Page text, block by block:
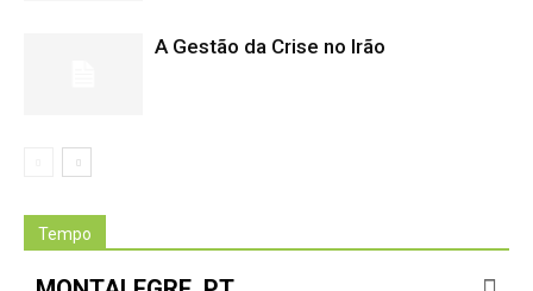
A Gestão da Crise no Irão
Tempo